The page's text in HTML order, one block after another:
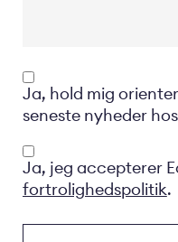
Opt-
in
Ja, hold mig
seneste nyheder
Privacyverklaring
Ja, jeg accepterer
fortrolighedspolitik.